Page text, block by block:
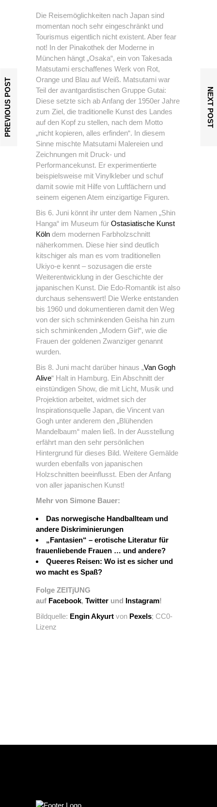
Die Reisemöglichkeiten nach Japan sind
momentan noch sehr eingeschränkt und
Tourismus eigentlich nicht existent. Aber fear
not! In der Pinakothek der Moderne in
München hängt „Osaka“, ein von Takesada
Matsutami erschaffenes Werk von Rot,
Orange und Blau auf Weiß. Matsutami war
Teil der avantgardistischen Gruppe Gutai:
Diese setzte sich ab Anfang der 1950er Jahre
zum Ziel, die traditionelle Kunst des Landes
auf den Kopf zu stellen, nach dem Motto
„nicht kopieren, alles erfinden“. In diesem
Sinne mischte Matsutami Malereien und
Zeichnungen mit Druck- und
Performancekunst. Er experimentierte
beispielsweise mit Vinylkleber und schuf
damit sowie mit Hilfe von Luftfächern und
seinem eigenen Atem einzigartige Figuren.
Bis 6. Juni könnt ihr unter dem Namen „Shin
Hanga“ im Museum für Ostasiatische Kunst
Köln dem modernen Farbholzschnitt
näherkommen. Diese hier sind deutlich
kitschiger als man es vom traditionellen
Ukiyo-e kennt – sozusagen die erste
Weiterentwicklung in der Geschichte der
japanischen Kunst. Die Edo-Romantik ist also
durchaus sehenswert! Die Werke entstanden
bis 1960 und dokumentieren damit den Weg
von der sich schminkenden Geisha hin zum
sich schminkenden „Modern Girl“, wie die
Frauen der goldenen Zwanziger genannt
wurden.
Bis 8. Juni macht darüber hinaus „Van Gogh
Alive“ Halt in Hamburg. Ein Abschnitt der
einstündigen Show, die mit Licht, Musik und
Projektion arbeitet, widmet sich der
Inspirationsquelle Japan, die Vincent van
Gogh unter anderem den „Blühenden
Mandelbaum“ malen ließ. In der Ausstellung
erfährt man den sehr persönlichen
Hintergrund für dieses Bild. Weitere Gemälde
wurden ebenfalls von japanischen
Holzschnitten beeinflusst. Eben der Anfang
von aller japanischen Kunst!
Mehr von Simone Bauer:
Das norwegische Handballteam und
andere Diskriminierungen
„Fantasien“ – erotische Literatur für
frauenliebende Frauen … und andere?
Queeres Reisen: Wo ist es sicher und
wo macht es Spaß?
Folge ZEITjUNG
auf Facebook, Twitter und Instagram!
Bildquelle: Engin Akyurt von Pexels; CC0-
Lizenz
PREVIOUS POST NEXT POST